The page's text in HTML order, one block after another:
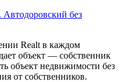
Автодоровский без
Realt в каждом
объект — собственник
объект недвижимости без
от собственников.